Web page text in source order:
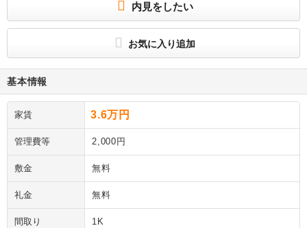
内見をしたい
お気に入り追加
基本情報
家賃 3.6万円
管理費等 2,000円
敷金 無料
礼金 無料
間取り 1K